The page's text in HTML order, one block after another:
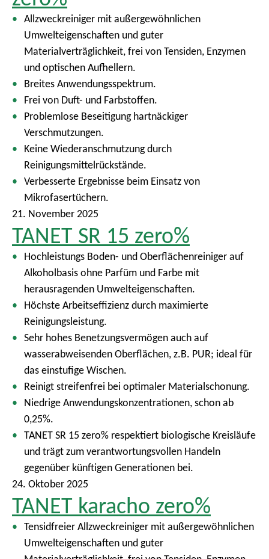
Allzweckreiniger mit außergewöhnlichen
Umwelteigenschaften und guter
Materialverträglichkeit, frei von Tensiden, Enzymen
und optischen Aufhellern.
Breites Anwendungsspektrum.
Frei von Duft- und Farbstoffen.
Problemlose Beseitigung hartnäckiger
Verschmutzungen.
Keine Wiederanschmutzung durch
Reinigungsmittelrückstände.
Verbesserte Ergebnisse beim Einsatz von
Mikrofasertüchern.
21. November 2025
TANET SR 15 zero%
Hochleistungs Boden- und Oberflächenreiniger auf
Alkoholbasis ohne Parfüm und Farbe mit
herausragenden Umwelteigenschaften.
Höchste Arbeitseffizienz durch maximierte
Reinigungsleistung.
Sehr hohes Benetzungsvermögen auch auf
wasserabweisenden Oberflächen, z.B. PUR; ideal für
das einstufige Wischen.
Reinigt streifenfrei bei optimaler Materialschonung.
Niedrige Anwendungskonzentrationen, schon ab
0,25%.
TANET SR 15 zero% respektiert biologische Kreisläufe
und trägt zum verantwortungsvollen Handeln
gegenüber künftigen Generationen bei.
24. Oktober 2025
TANET karacho zero%
Tensidfreier Allzweckreiniger mit außergewöhnlichen
Umwelteigenschaften und guter